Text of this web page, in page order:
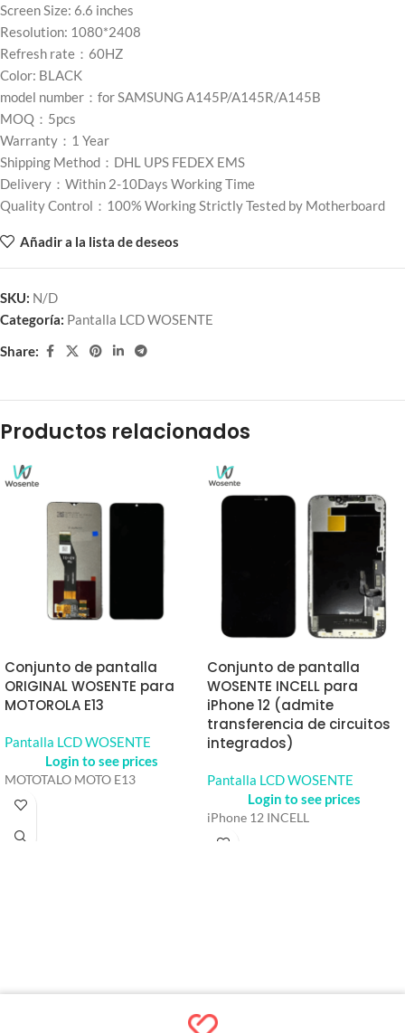
Screen Size: 6.6 inches
Resolution: 1080*2408
Refresh rate：60HZ
Color: BLACK
model number：for SAMSUNG A145P/A145R/A145B
MOQ：5pcs
Warranty：1 Year
Shipping Method：DHL UPS FEDEX EMS
Delivery：Within 2-10Days Working Time
Quality Control：100% Working Strictly Tested by Motherboard
Añadir a la lista de deseos
SKU: N/D
Categoría: Pantalla LCD WOSENTE
Share:
Productos relacionados
Conjunto de pantalla
ORIGINAL WOSENTE para
MOTOROLA E13
Pantalla LCD WOSENTE
Login to see prices
MOTOTALO MOTO E13
Conjunto de pantalla
WOSENTE INCELL para
iPhone 12 (admite
transferencia de circuitos
integrados)
Pantalla LCD WOSENTE
Login to see prices
iPhone 12 INCELL